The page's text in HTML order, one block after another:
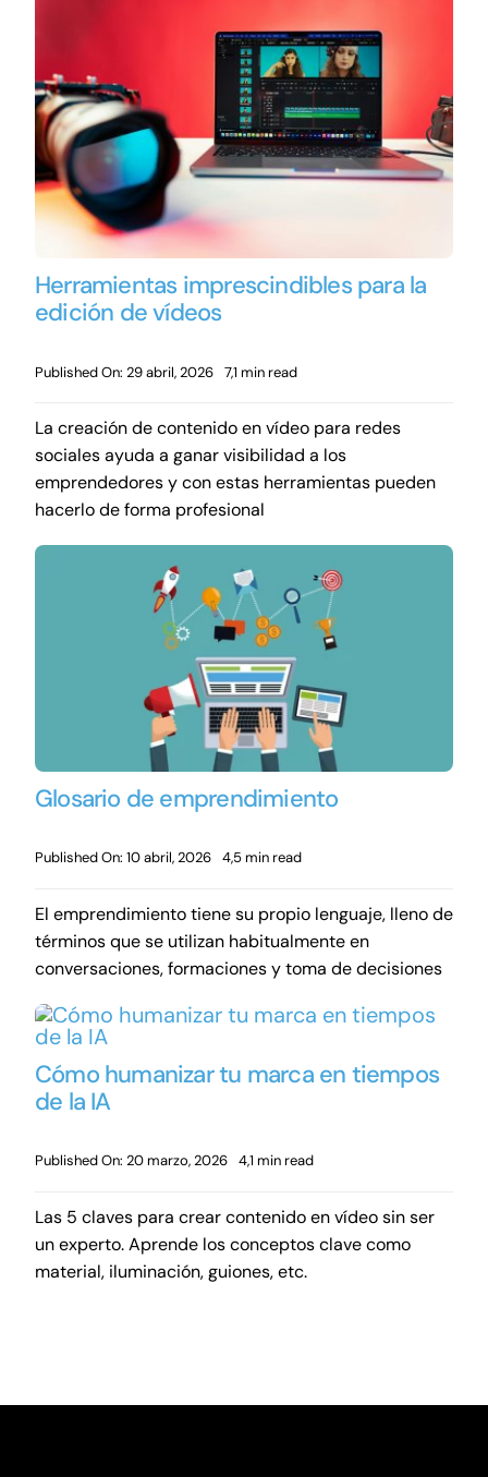
Herramientas imprescindibles para la
edición de vídeos
Published On: 29 abril, 2026 7,1 min read
La creación de contenido en vídeo para redes
sociales ayuda a ganar visibilidad a los
emprendedores y con estas herramientas pueden
hacerlo de forma profesional
Glosario de emprendimiento
Published On: 10 abril, 2026 4,5 min read
El emprendimiento tiene su propio lenguaje, lleno de
términos que se utilizan habitualmente en
conversaciones, formaciones y toma de decisiones
Cómo humanizar tu marca en tiempos
de la IA
Published On: 20 marzo, 2026 4,1 min read
Las 5 claves para crear contenido en vídeo sin ser
un experto. Aprende los conceptos clave como
material, iluminación, guiones, etc.